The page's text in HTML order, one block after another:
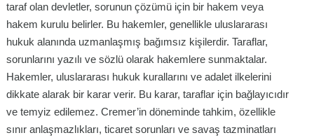
taraf olan devletler, sorunun çözümü için bir hakem veya
hakem kurulu belirler. Bu hakemler, genellikle uluslararası
hukuk alanında uzmanlaşmış bağımsız kişilerdir. Taraflar,
sorunlarını yazılı ve sözlü olarak hakemlere sunmaktalar.
Hakemler, uluslararası hukuk kurallarını ve adalet ilkelerini
dikkate alarak bir karar verir. Bu karar, taraflar için bağlayıcıdır
ve temyiz edilemez. Cremer’in döneminde tahkim, özellikle
sınır anlaşmazlıkları, ticaret sorunları ve savaş tazminatları